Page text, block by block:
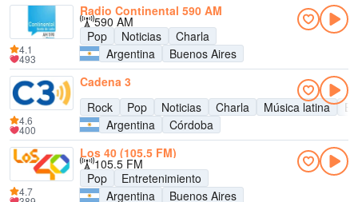
Radio Continental 590 AM
590 AM
Pop
Noticias
Charla
Argentina
Buenos Aires
4.1
493
Cadena 3
Rock
Pop Noticias Charla Música latina
Argentina
Córdoba
4.6
400
Los 40 (105.5 FM)
105.5 FM
Pop
Entretenimiento
Argentina
Buenos Aires
4.7